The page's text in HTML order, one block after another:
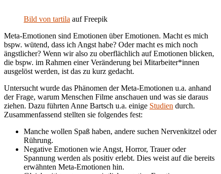
Bild von tartila auf Freepik
Meta-Emotionen sind Emotionen über Emotionen. Macht es mich
bspw. wütend, dass ich Angst habe? Oder macht es mich noch
ängstlicher? Wenn wir also zu oberflächlich auf Emotionen blicken,
die bspw. im Rahmen einer Veränderung bei Mitarbeiter*innen
ausgelöst werden, ist das zu kurz gedacht.
Untersucht wurde das Phänomen der Meta-Emotionen u.a. anhand
der Frage, warum Menschen Filme anschauen und was sie daraus
ziehen. Dazu führten Anne Bartsch u.a. einige Studien durch.
Zusammenfassend stellten sie folgendes fest:
Manche wollen Spaß haben, andere suchen Nervenkitzel oder
Rührung.
Negative Emotionen wie Angst, Horror, Trauer oder
Spannung werden als positiv erlebt. Dies weist auf die bereits
erwähnten Meta-Emotionen hin.